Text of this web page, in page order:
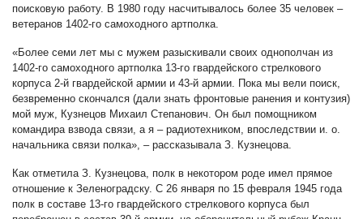
поисковую работу. В 1980 году насчитывалось более 35 человек –
ветеранов 1402-го самоходного артполка.
«Более семи лет мы с мужем разыскивали своих однополчан из
1402-го самоходного артполка 13-го гвардейского стрелкового
корпуса 2-й гвардейской армии и 43-й армии. Пока мы вели поиск,
безвременно скончался (дали знать фронтовые ранения и контузия)
мой муж, Кузнецов Михаил Степанович. Он был помощником
командира взвода связи, а я – радиотехником, впоследствии и. о.
начальника связи полка», – рассказывала З. Кузнецова.
Как отметила З. Кузнецова, полк в некотором роде имел прямое
отношение к Зеленоградску. С 26 января по 15 февраля 1945 года
полк в составе 13-го гвардейского стрелкового корпуса был